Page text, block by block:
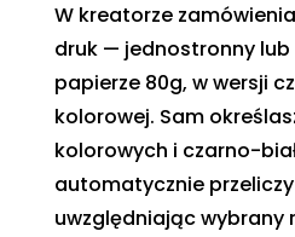
W kreatorze
druk — jednostronny
papierze 80g, w wersji
kolorowej. Sam
kolorowych i czarno-
automatycznie
uwzględniając wybrany